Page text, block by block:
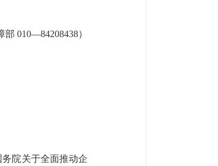
010—84208438）
院关于全面推动企